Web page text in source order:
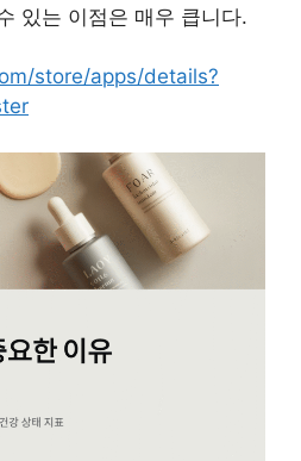
있는 이점은 매우 큽니다.
store/apps/details?